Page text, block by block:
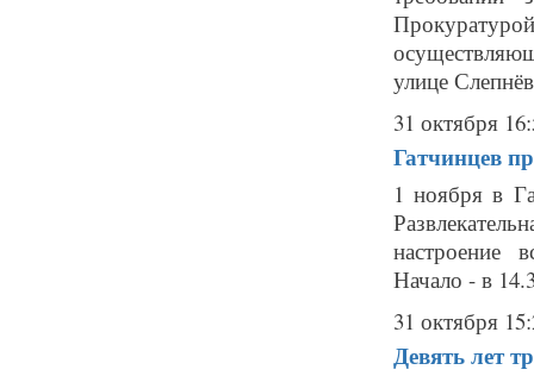
улице
31 октября
Гатчинцев
1 ноября в
настроение
Начало - в
31 октября
Девять лет